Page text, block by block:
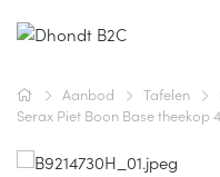
Aanbod Tafelen
Serax Piet Boon Base theekop